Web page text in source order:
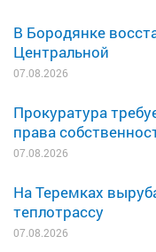
В Бородянке
Центральной
07.08.2026
Прокуратура
права
07.08.2026
На Теремках
теплотрассу
07.08.2026